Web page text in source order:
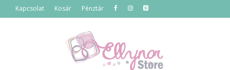
Kapcsolat Kosár Pénztár